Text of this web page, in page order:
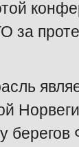
за
берегов